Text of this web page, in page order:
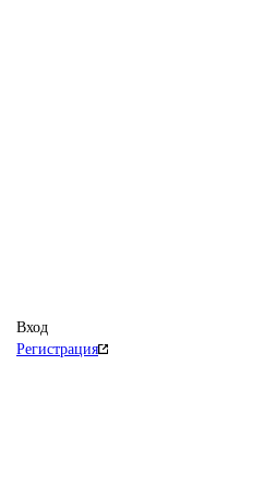
Вход
Регистрация